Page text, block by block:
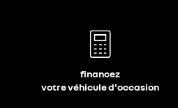
financez
votre véhicule d'occasion